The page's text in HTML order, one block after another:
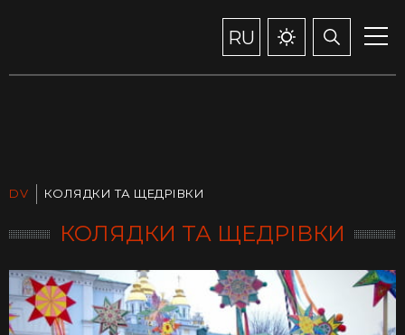
RU
DV КОЛЯДКИ ТА ЩЕДРІВКИ
КОЛЯДКИ ТА ЩЕДРІВКИ